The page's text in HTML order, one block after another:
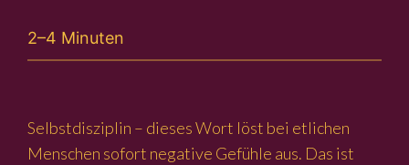
2–4 Minuten
Selbstdisziplin – dieses Wort löst bei etlichen
Menschen sofort negative Gefühle aus. Das ist